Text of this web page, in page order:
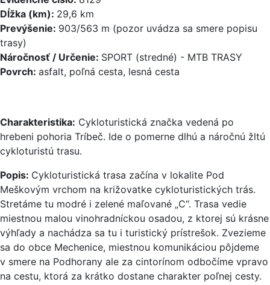
Dĺžka (km): 29,6 km
Prevýšenie: 903/563 m (pozor uvádza sa smere popisu
trasy)
Náročnosť / Určenie: SPORT (stredné) - MTB TRASY
Povrch: asfalt, poľná cesta, lesná cesta
Charakteristika: Cykloturistická značka vedená po
hrebeni pohoria Tríbeč. Ide o pomerne dlhú a náročnú žltú
cykloturistú trasu.
Popis: Cykloturistická trasa začína v lokalite Pod
Meškovým vrchom na križovatke cykloturistických trás.
Stretáme tu modré i zelené maľované „C“. Trasa vedie
miestnou malou vinohradníckou osadou, z ktorej sú krásne
výhľady a nachádza sa tu i turistický prístrešok. Zvezieme
sa do obce Mechenice, miestnou komunikáciou pôjdeme
v smere na Podhorany ale za cintorínom odbočíme vpravo
na cestu, ktorá za krátko dostane charakter poľnej cesty.